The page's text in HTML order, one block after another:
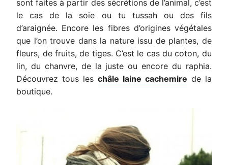
sont faites à partir des sécrétions de l’animal, c’est
le cas de la soie ou tu tussah ou des fils
d’araignée. Encore les fibres d’origines végétales
que l’on trouve dans la nature issu de plantes, de
fleurs, de fruits, de tiges. C’est le cas du coton, du
lin, du chanvre, de la juste ou encore du raphia.
Découvrez tous leschâle laine cachemire de la
boutique.